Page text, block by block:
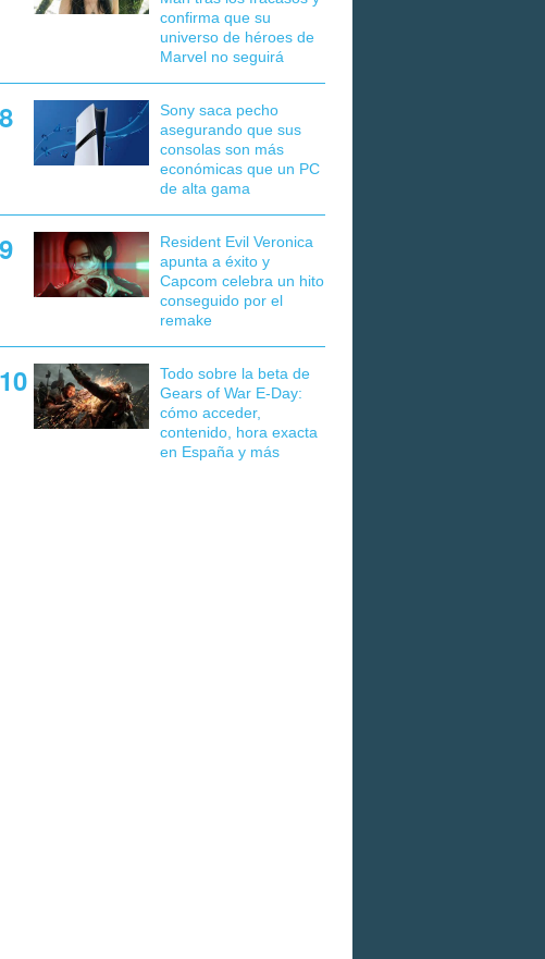
confirma que su
universo de héroes de
Marvel no seguirá
Sony saca pecho
asegurando que sus
consolas son más
económicas que un PC
de alta gama
Resident Evil Veronica
apunta a éxito y
Capcom celebra un hito
conseguido por el
remake
Todo sobre la beta de
Gears of War E-Day:
cómo acceder,
contenido, hora exacta
en España y más